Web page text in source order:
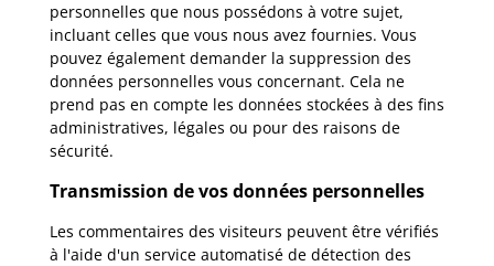
personnelles que nous possédons à votre sujet,
incluant celles que vous nous avez fournies. Vous
pouvez également demander la suppression des
données personnelles vous concernant. Cela ne
prend pas en compte les données stockées à des fins
administratives, légales ou pour des raisons de
sécurité.
Transmission de vos données personnelles
Les commentaires des visiteurs peuvent être vérifiés
à l'aide d'un service automatisé de détection des